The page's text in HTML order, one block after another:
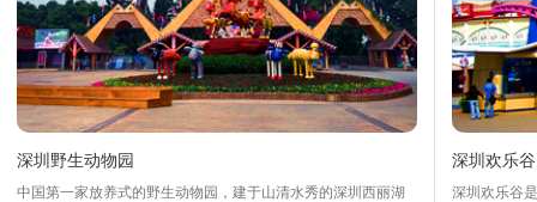
深圳野生动物园
中国第一家放养式的野生动物园，建于山清水秀的深圳西丽湖
深圳欢乐谷
深圳欢乐谷